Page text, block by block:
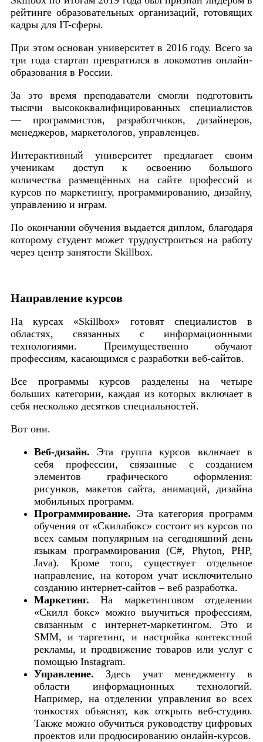
рейтинге образовательных организаций, готовящих
кадры для IT-сферы.
При этом основан университет в 2016 году. Всего за
три года стартап превратился в локомотив онлайн-
образования в России.
За это время преподаватели смогли подготовить
тысячи высококвалифицированных специалистов
— программистов, разработчиков, дизайнеров,
менеджеров, маркетологов, управленцев.
Интерактивный университет предлагает своим
ученикам доступ к освоению большого
количества размещённых на сайте профессий и
курсов по маркетингу, программированию, дизайну,
управлению и играм.
По окончании обучения выдается диплом, благодаря
которому студент может трудоустроиться на работу
через центр занятости Skillbox.
Направление курсов
На курсах «Skillbox» готовят специалистов в
областях, связанных с информационными
технологиями. Преимущественно обучают
профессиям, касающимся с разработки веб-сайтов.
Все программы курсов разделены на четыре
больших категории, каждая из которых включает в
себя несколько десятков специальностей.
Вот они.
Веб-дизайн. Эта группа курсов включает в
себя профессии, связанные с созданием
элементов графического оформления:
рисунков, макетов сайта, анимаций, дизайна
мобильных программ.
Программирование. Эта категория программ
обучения от «Скиллбокс» состоит из курсов по
всех самым популярным на сегодняшний день
языкам программирования (C#, Phyton, PHP,
Java). Кроме того, существует отдельное
направление, на котором учат исключительно
созданию интернет-сайтов – веб разработка.
Маркетинг. На маркетинговом отделении
«Скилл бокс» можно выучиться профессиям,
связанным с интернет-маркетингом. Это и
SMM, и таргетинг, и настройка контекстной
рекламы, и продвижение товаров или услуг с
помощью Instagram.
Управление. Здесь учат менеджменту в
области информационных технологий.
Например, на отделении управления во всех
тонкостях объяснят, как открыть веб-студию.
Также можно обучиться руководству цифровых
проектов или продюсированию онлайн-курсов.